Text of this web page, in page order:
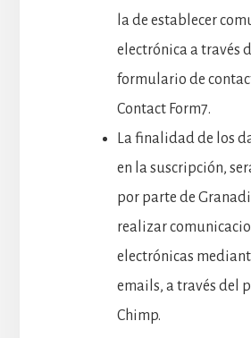
la de establecer
electrónica a través
formulario de
Contact Form7.
La finalidad de los
en la suscripción,
por parte de
realizar
electrónicas
emails, a través del
Chimp.